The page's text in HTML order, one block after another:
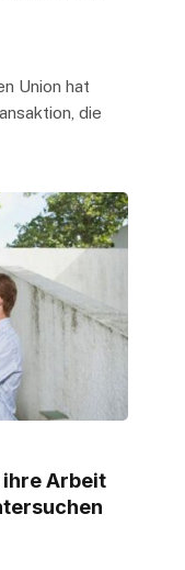
Union hat
die
ihre Arbeit